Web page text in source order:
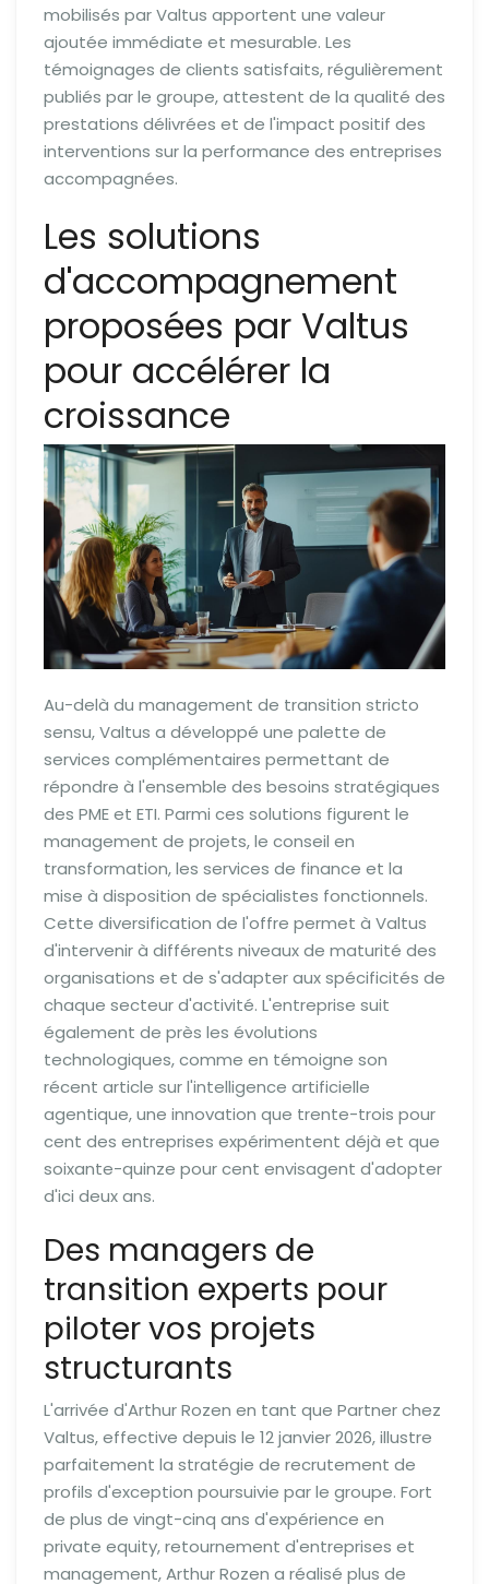
mobilisés par Valtus apportent une valeur
ajoutée immédiate et mesurable. Les
témoignages de clients satisfaits, régulièrement
publiés par le groupe, attestent de la qualité des
prestations délivrées et de l'impact positif des
interventions sur la performance des entreprises
accompagnées.
Les solutions
d'accompagnement
proposées par Valtus
pour accélérer la
croissance
Au-delà du management de transition stricto
sensu, Valtus a développé une palette de
services complémentaires permettant de
répondre à l'ensemble des besoins stratégiques
des PME et ETI. Parmi ces solutions figurent le
management de projets, le conseil en
transformation, les services de finance et la
mise à disposition de spécialistes fonctionnels.
Cette diversification de l'offre permet à Valtus
d'intervenir à différents niveaux de maturité des
organisations et de s'adapter aux spécificités de
chaque secteur d'activité. L'entreprise suit
également de près les évolutions
technologiques, comme en témoigne son
récent article sur l'intelligence artificielle
agentique, une innovation que trente-trois pour
cent des entreprises expérimentent déjà et que
soixante-quinze pour cent envisagent d'adopter
d'ici deux ans.
Des managers de
transition experts pour
piloter vos projets
structurants
L'arrivée d'Arthur Rozen en tant que Partner chez
Valtus, effective depuis le 12 janvier 2026, illustre
parfaitement la stratégie de recrutement de
profils d'exception poursuivie par le groupe. Fort
de plus de vingt-cinq ans d'expérience en
private equity, retournement d'entreprises et
management, Arthur Rozen a réalisé plus de